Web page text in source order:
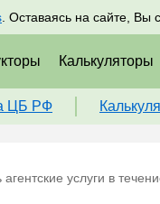
. Оставаясь на сайте, Вы
Калькуляторы
ЦБ РФ
услуги в